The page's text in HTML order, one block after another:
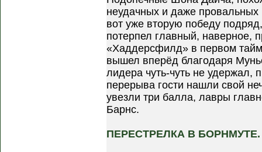
неудачных и даже
вот уже вторую победу
потерпел главный, наверное,
«Хаддерсфилд» в первом
вышел вперёд благодаря
лидера чуть-чуть не удержал,
перерыва гости нашли свой
увезли три балла, лавры
Барнс.
ПЕРЕСТРЕЛКА В БОРНМУТЕ.